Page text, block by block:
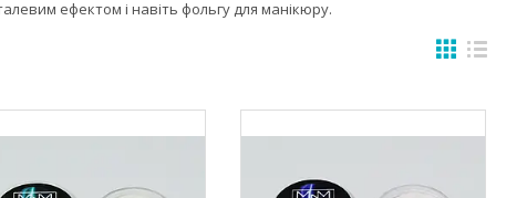
ефектом і навіть фольгу для манікюру.